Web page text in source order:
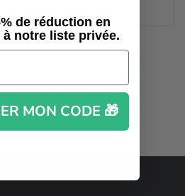
de réduction en
notre liste privée.
MON CODE 🎁